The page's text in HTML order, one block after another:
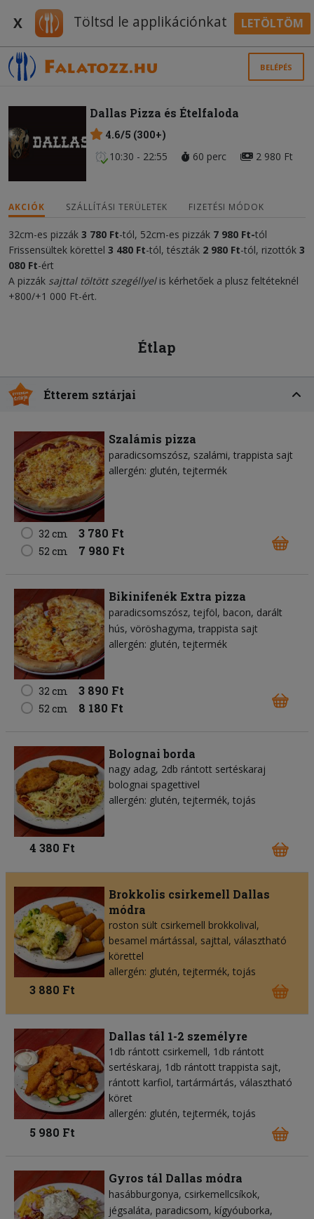
X Töltsd le applikációnkat LETÖLTÖM
BELÉPÉS
Dallas Pizza és Ételfaloda
4.6/5 (300+)
10:30 - 22:55
60 perc 2 980 Ft
AKCIÓK SZÁLLÍTÁSI TERÜLETEK FIZETÉSI MÓDOK
32cm-es pizzák 3 780 Ft-tól, 52cm-es pizzák 7 980 Ft-tól
Frissensültek körettel 3 480 Ft-tól, tészták 2 980 Ft-tól, rizottók 3
080 Ft-ért
A pizzák sajttal töltött szegéllyelis kérhetőek a plusz feltéteknél
+800/+1 000 Ft-ért.
Étlap
Étterem sztárjai
Szalámis pizza
paradicsomszósz szalámi trappista sajt
allergén: glutén, tejtermék
32 cm 3 780 Ft
52 cm 7 980 Ft
Bikinifenék Extra pizza
paradicsomszósz tejföl bacon darált
hús vöröshagyma trappista sajt
allergén: glutén, tejtermék
32 cm 3 890 Ft
52 cm 8 180 Ft
Bolognai borda
nagy adag, 2db rántott sertéskaraj
bolognai spagettivel
allergén: glutén, tejtermék, tojás
4 380 Ft
Brokkolis csirkemell Dallas
módra
roston sült csirkemell brokkolival,
besamel mártással, sajttal, választható
körettel
allergén: glutén, tejtermék, tojás
3 880 Ft
Dallas tál 1-2 személyre
1db rántott csirkemell, 1db rántott
sertéskaraj, 1db rántott trappista sajt,
rántott karfiol, tartármártás, választható
köret
allergén: glutén, tejtermék, tojás
5 980 Ft
Gyros tál Dallas módra
hasábburgonya csirkemellcsíkok
jégsaláta paradicsom kígyóuborka